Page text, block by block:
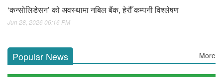
‘कन्सोलिडेसन’ को अवस्थामा नबिल बैंक, हेरौँ कम्पनी विश्लेषण
Jun 28, 2026 06:16 PM
Popular News More